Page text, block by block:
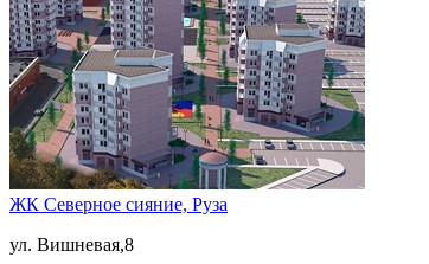
ЖК Северное сияние, Руза
ул. Вишневая,8